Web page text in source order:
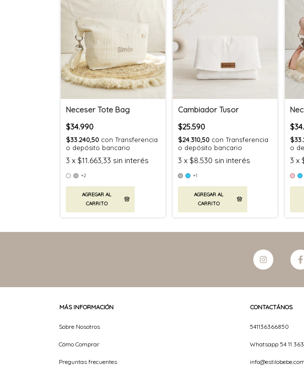
Neceser Tote Bag
$34.990
$33.240,50 con Transferencia
o depósito bancario
3 x $11.663,33 sin interés
+2
AGREGAR AL
CARRITO
Cambiador Tusor
$25.590
$24.310,50 con Transferencia
o depósito bancario
3 x $8.530 sin interés
+1
AGREGAR AL
CARRITO
o
3 x
MÁS INFORMACIÓN
Sobre Nosotros
Cómo Comprar
Preguntas frecuentes
CONTACTÁNOS
541136366850
Whatsapp 54 11